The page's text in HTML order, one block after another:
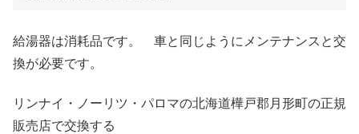
給湯器は消耗品です。 車と同じようにメンテナンスと交
換が必要です。
リンナイ・ノーリツ・パロマの北海道樺戸郡月形町の正規
販売店で交換する